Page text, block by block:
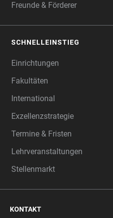
Freunde & Förderer
SCHNELLEINSTIEG
Einrichtungen
Fakultäten
International
Exzellenzstrategie
Termine & Fristen
Lehrveranstaltungen
Stellenmarkt
KONTAKT